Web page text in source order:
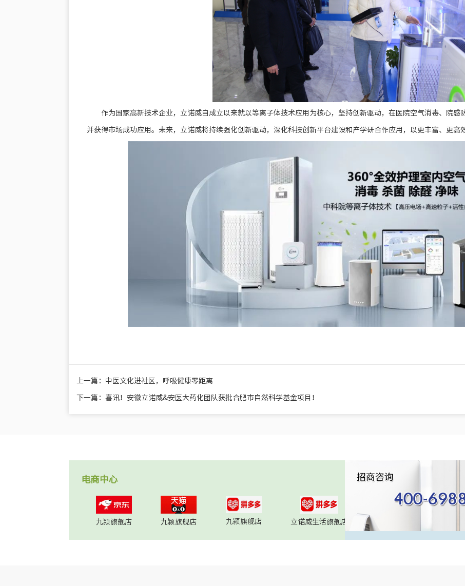
作为国家高新技术企业，立诺威自成立以来就以等离子体技术应用为核心，坚持创新驱动，在医院空气消毒、 院感
并获得市场成功应用。未来，立诺威将持续强化创新驱动，深化科技创新平台建设和产学研合作应用，以更丰富、更高
上一篇：中医文化进社区，呼吸健康零距离
下一篇：喜讯！安徽立诺威&安医大药化团队获批合肥市自然科学基金项目！
电商中心
九颍旗舰店 九颍旗舰店 九颍旗舰店 立诺威生活旗舰店